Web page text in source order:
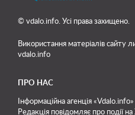
© vdalo.info. Усі права захищено.
Використання матеріалів сайту
vdalo.info
ПРО НАС
Інформаційна агенція
Редакція повідомляє про події